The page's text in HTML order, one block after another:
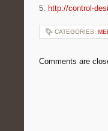
5. http://control-
CATEGORIES:
Comments are